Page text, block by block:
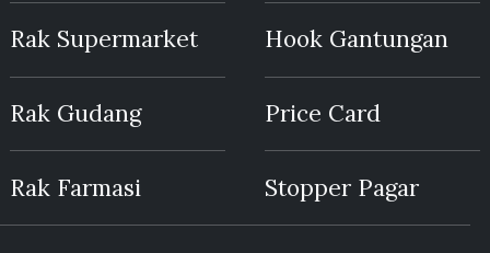
Rak Supermarket
Rak Gudang
Rak Farmasi
Hook Gantungan
Price Card
Stopper Pagar